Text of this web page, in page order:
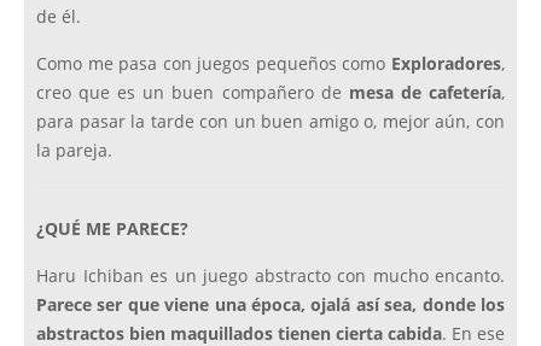
de él.
Como me pasa con juegos pequeños como Exploradores,
creo que es un buen compañero de mesa de cafetería,
para pasar la tarde con un buen amigo o, mejor aún, con
la pareja.
¿QUÉ ME PARECE?
Haru Ichiban es un juego abstracto con mucho encanto.
Parece ser que viene una época, ojalá así sea, donde los
abstractos bien maquillados tienen cierta cabida. En ese